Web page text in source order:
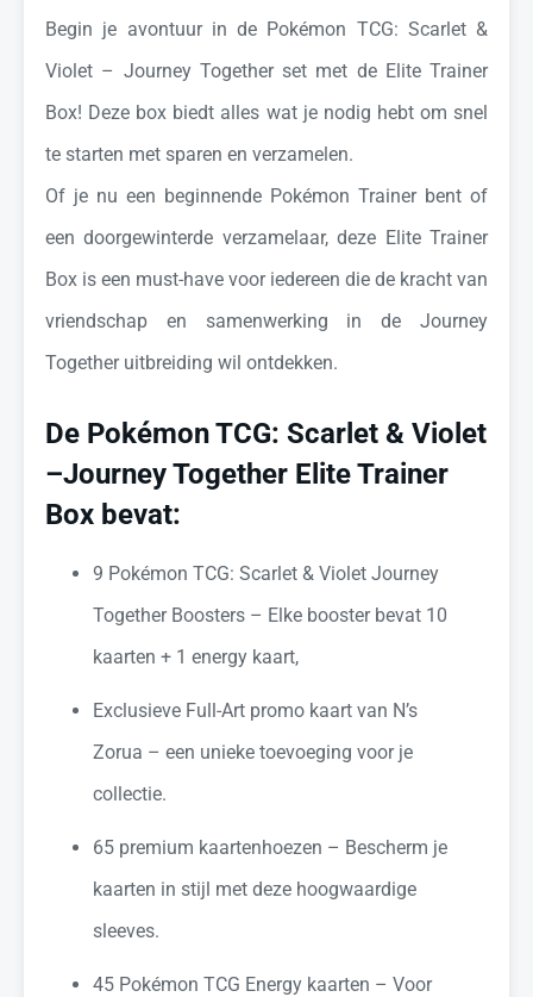
Begin je avontuur in de Pokémon TCG: Scarlet &
Violet – Journey Together set met de Elite Trainer
Box! Deze box biedt alles wat je nodig hebt om snel
te starten met sparen en verzamelen.
Of je nu een beginnende Pokémon Trainer bent of
een doorgewinterde verzamelaar, deze Elite Trainer
Box is een must-have voor iedereen die de kracht van
vriendschap en samenwerking in de Journey
Together uitbreiding wil ontdekken.
De Pokémon TCG: Scarlet & Violet
–Journey Together Elite Trainer
Box bevat:
9 Pokémon TCG: Scarlet & Violet Journey
Together Boosters – Elke booster bevat 10
kaarten + 1 energy kaart,
Exclusieve Full-Art promo kaart van N’s
Zorua – een unieke toevoeging voor je
collectie.
65 premium kaartenhoezen – Bescherm je
kaarten in stijl met deze hoogwaardige
sleeves.
45 Pokémon TCG Energy kaarten – Voor